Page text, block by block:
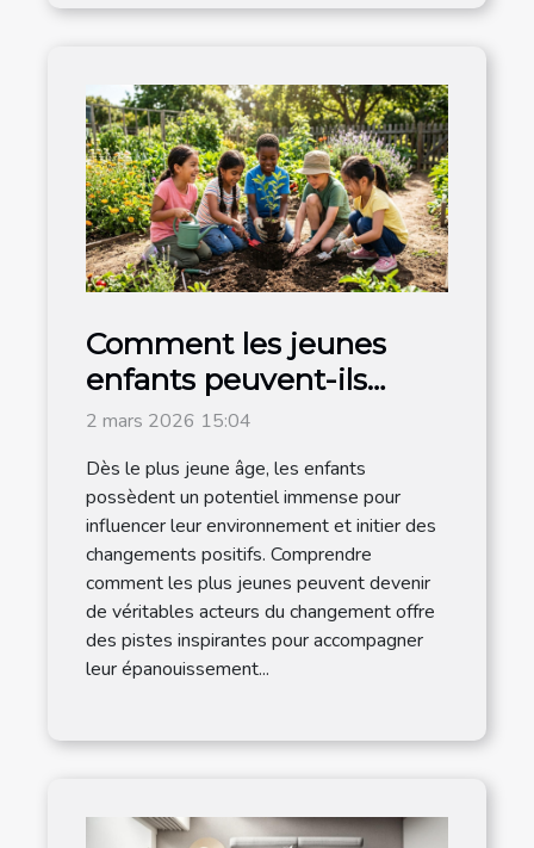
Comment les jeunes
enfants peuvent-ils
devenir acteurs du
changement ?
2 mars 2026 15:04
Dès le plus jeune âge, les enfants
possèdent un potentiel immense pour
influencer leur environnement et initier des
changements positifs. Comprendre
comment les plus jeunes peuvent devenir
de véritables acteurs du changement offre
des pistes inspirantes pour accompagner
leur épanouissement...